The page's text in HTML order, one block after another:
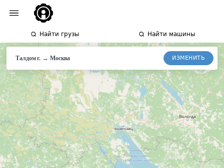
Найти грузы Найти машины
Талдом г. → Москва ИЗМЕНИТЬ